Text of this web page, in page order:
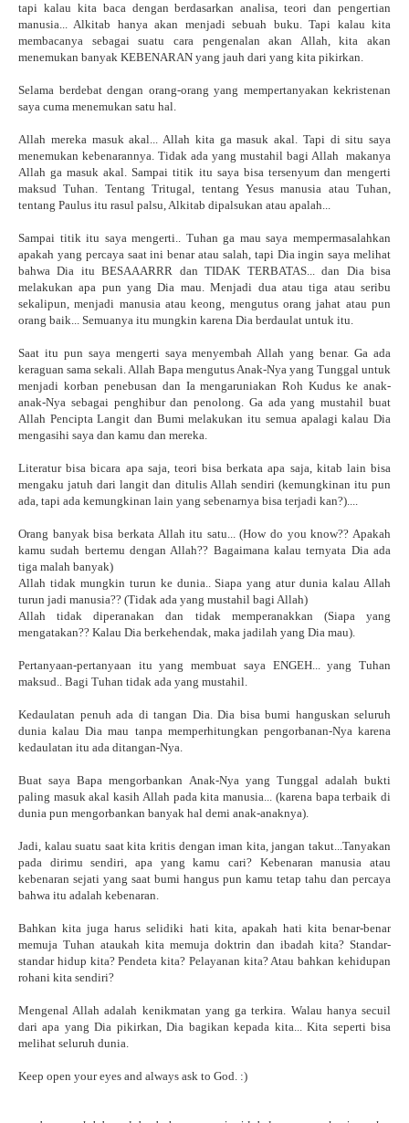
tapi kalau kita baca dengan berdasarkan analisa, teori dan pengertian
manusia... Alkitab hanya akan menjadi sebuah buku. Tapi kalau kita
membacanya sebagai suatu cara pengenalan akan Allah, kita akan
menemukan banyak KEBENARAN yang jauh dari yang kita pikirkan.
Selama berdebat dengan orang-orang yang mempertanyakan kekristenan
saya cuma menemukan satu hal.
Allah mereka masuk akal... Allah kita ga masuk akal. Tapi di situ saya
menemukan kebenarannya. Tidak ada yang mustahil bagi Allah makanya
Allah ga masuk akal. Sampai titik itu saya bisa tersenyum dan mengerti
maksud Tuhan. Tentang Tritugal, tentang Yesus manusia atau Tuhan,
tentang Paulus itu rasul palsu, Alkitab dipalsukan atau apalah...
Sampai titik itu saya mengerti.. Tuhan ga mau saya mempermasalahkan
apakah yang percaya saat ini benar atau salah, tapi Dia ingin saya melihat
bahwa Dia itu BESAAARRR dan TIDAK TERBATAS... dan Dia bisa
melakukan apa pun yang Dia mau. Menjadi dua atau tiga atau seribu
sekalipun, menjadi manusia atau keong, mengutus orang jahat atau pun
orang baik... Semuanya itu mungkin karena Dia berdaulat untuk itu.
Saat itu pun saya mengerti saya menyembah Allah yang benar. Ga ada
keraguan sama sekali. Allah Bapa mengutus Anak-Nya yang Tunggal untuk
menjadi korban penebusan dan Ia mengaruniakan Roh Kudus ke anak-
anak-Nya sebagai penghibur dan penolong. Ga ada yang mustahil buat
Allah Pencipta Langit dan Bumi melakukan itu semua apalagi kalau Dia
mengasihi saya dan kamu dan mereka.
Literatur bisa bicara apa saja, teori bisa berkata apa saja, kitab lain bisa
mengaku jatuh dari langit dan ditulis Allah sendiri (kemungkinan itu pun
ada, tapi ada kemungkinan lain yang sebenarnya bisa terjadi kan?)....
Orang banyak bisa berkata Allah itu satu... (How do you know?? Apakah
kamu sudah bertemu dengan Allah?? Bagaimana kalau ternyata Dia ada
tiga malah banyak)
Allah tidak mungkin turun ke dunia.. Siapa yang atur dunia kalau Allah
turun jadi manusia?? (Tidak ada yang mustahil bagi Allah)
Allah tidak diperanakan dan tidak memperanakkan (Siapa yang
mengatakan?? Kalau Dia berkehendak, maka jadilah yang Dia mau).
Pertanyaan-pertanyaan itu yang membuat saya ENGEH... yang Tuhan
maksud.. Bagi Tuhan tidak ada yang mustahil.
Kedaulatan penuh ada di tangan Dia. Dia bisa bumi hanguskan seluruh
dunia kalau Dia mau tanpa memperhitungkan pengorbanan-Nya karena
kedaulatan itu ada ditangan-Nya.
Buat saya Bapa mengorbankan Anak-Nya yang Tunggal adalah bukti
paling masuk akal kasih Allah pada kita manusia... (karena bapa terbaik di
dunia pun mengorbankan banyak hal demi anak-anaknya).
Jadi, kalau suatu saat kita kritis dengan iman kita, jangan takut...Tanyakan
pada dirimu sendiri, apa yang kamu cari? Kebenaran manusia atau
kebenaran sejati yang saat bumi hangus pun kamu tetap tahu dan percaya
bahwa itu adalah kebenaran.
Bahkan kita juga harus selidiki hati kita, apakah hati kita benar-benar
memuja Tuhan ataukah kita memuja doktrin dan ibadah kita? Standar-
standar hidup kita? Pendeta kita? Pelayanan kita? Atau bahkan kehidupan
rohani kita sendiri?
Mengenal Allah adalah kenikmatan yang ga terkira. Walau hanya secuil
dari apa yang Dia pikirkan, Dia bagikan kepada kita... Kita seperti bisa
melihat seluruh dunia.
Keep open your eyes and always ask to God. :)